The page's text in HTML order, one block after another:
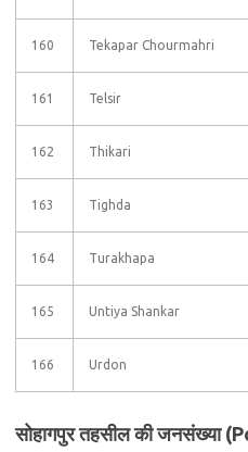
160 Tekapar Chourmahri
161 Telsir
162 Thikari
163 Tighda
164 Turakhapa
165 Untiya Shankar
166 Urdon
सोहागपुर तहसील की जनसंख्या